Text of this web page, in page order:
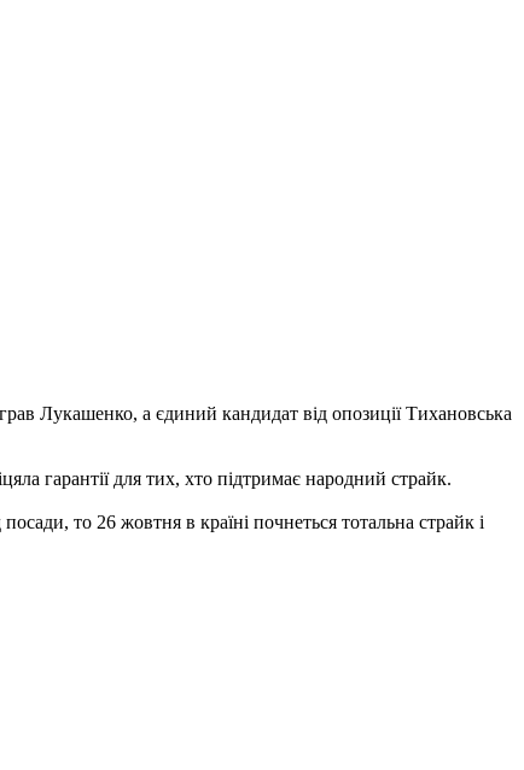
Лукашенко, а єдиний кандидат від опозиції Тихановська
гарантії для тих, хто підтримає народний страйк.
то 26 жовтня в країні почнеться тотальна страйк і